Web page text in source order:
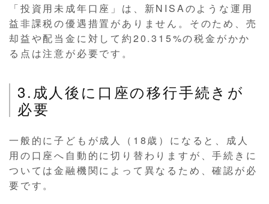
「投資用未成年口座」は、新NISAのような運用
益非課税の優遇措置がありません。そのため、売
却益や配当金に対して約20.315%の税金がかか
る点は注意が必要です。
3.成人後に口座の移行手続きが
必要
一般的に子どもが成人（18歳）になると、成人
用の口座へ自動的に切り替わりますが、手続きに
ついては金融機関によって異なるため、確認が必
要です。